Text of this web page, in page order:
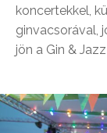
koncertekkel,
ginvacsorával,
jön a Gin &